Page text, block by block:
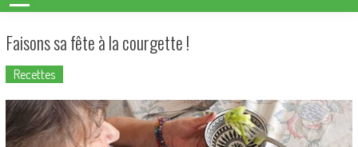
Faisons sa fête à la courgette !
Recettes